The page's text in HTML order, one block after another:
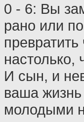
0 - 6: Вы
рано или
настолько,
И сын, и
ваша
молодыми